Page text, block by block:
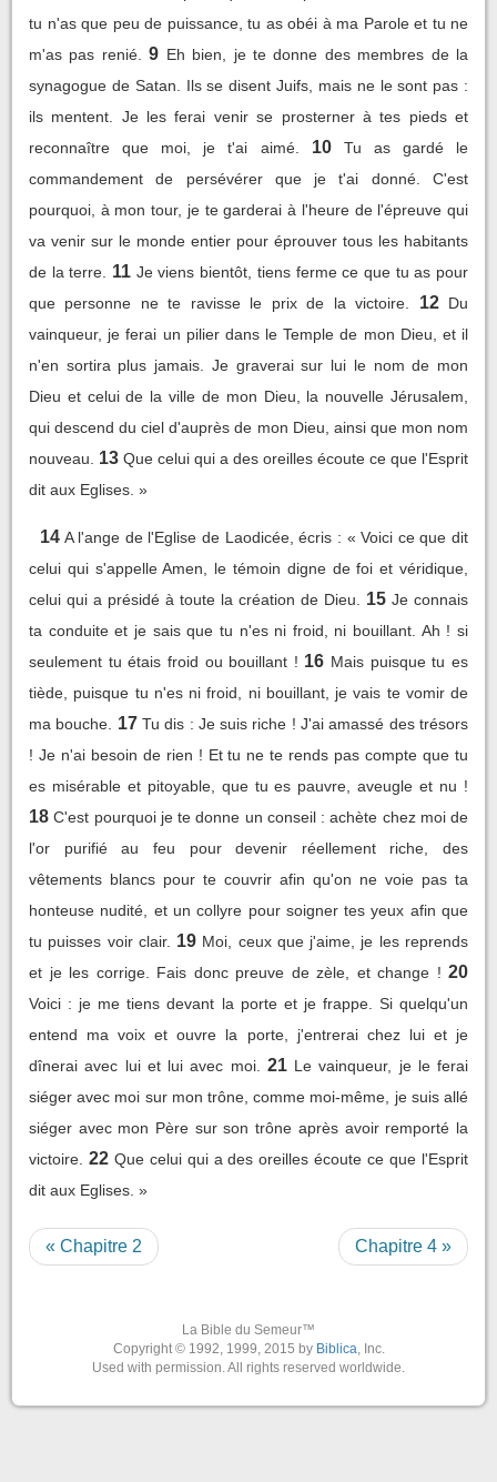
tu n'as que peu de puissance, tu as obéi à ma Parole et tu ne
m'as pas renié.
9 Eh bien, je te donne des membres de la
synagogue de Satan. Ils se disent Juifs, mais ne le sont pas :
ils mentent. Je les ferai venir se prosterner à tes pieds et
reconnaître que moi, je t'ai aimé.
10
Tu as gardé le
commandement de persévérer que je t'ai donné. C'est
pourquoi, à mon tour, je te garderai à l'heure de l'épreuve qui
va venir sur le monde entier pour éprouver tous les habitants
de la terre.
11 Je viens bientôt, tiens ferme ce que tu as pour
que personne ne te ravisse le prix de la victoire.
12 Du
vainqueur, je ferai un pilier dans le Temple de mon Dieu, et il
n'en sortira plus jamais. Je graverai sur lui le nom de mon
Dieu et celui de la ville de mon Dieu, la nouvelle Jérusalem,
qui descend du ciel d'auprès de mon Dieu, ainsi que mon nom
nouveau.
13 Que celui qui a des oreilles écoute ce que l'Esprit
dit aux Eglises. »
14 A l'ange de l'Eglise de Laodicée, écris : « Voici ce que dit
celui qui s'appelle Amen, le témoin digne de foi et véridique,
celui qui a présidé à toute la création de Dieu.
15 Je connais
ta conduite et je sais que tu n'es ni froid, ni bouillant. Ah ! si
seulement tu étais froid ou bouillant ! 16 Mais puisque tu es
tiède, puisque tu n'es ni froid, ni bouillant, je vais te vomir de
ma bouche.
17 Tu dis : Je suis riche ! J'ai amassé des trésors
! Je n'ai besoin de rien ! Et tu ne te rends pas compte que tu
es misérable et pitoyable, que tu es pauvre, aveugle et nu !
18 C'est pourquoi je te donne un conseil : achète chez moi de
l'or purifié au feu pour devenir réellement riche, des
vêtements blancs pour te couvrir afin qu'on ne voie pas ta
honteuse nudité, et un collyre pour soigner tes yeux afin que
tu puisses voir clair. 19 Moi, ceux que j'aime, je les reprends
et je les corrige. Fais donc preuve de zèle, et change ! 20
Voici : je me tiens devant la porte et je frappe. Si quelqu'un
entend ma voix et ouvre la porte, j'entrerai chez lui et je
dînerai avec lui et lui avec moi.
21 Le vainqueur, je le ferai
siéger avec moi sur mon trône, comme moi-même, je suis allé
siéger avec mon Père sur son trône après avoir remporté la
victoire. 22 Que celui qui a des oreilles écoute ce que l'Esprit
dit aux Eglises. »
« Chapitre 2 Chapitre 4 »
La Bible du Semeur™
Copyright © 1992, 1999, 2015 by Biblica, Inc.
Used with permission. All rights reserved worldwide.